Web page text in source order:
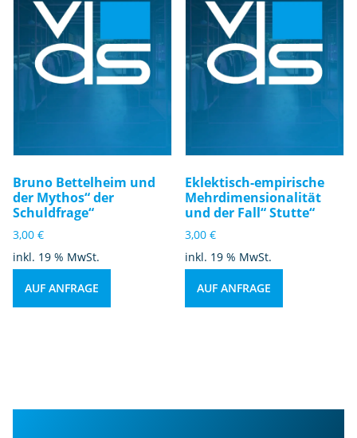
Bruno Bettelheim und
der Mythos“ der
Schuldfrage“
3,00 €
inkl. 19 % MwSt.
AUF ANFRAGE
Eklektisch-empirische
Mehrdimensionalität
und der Fall“ Stutte“
3,00€
inkl. 19 % MwSt.
AUF ANFRAGE